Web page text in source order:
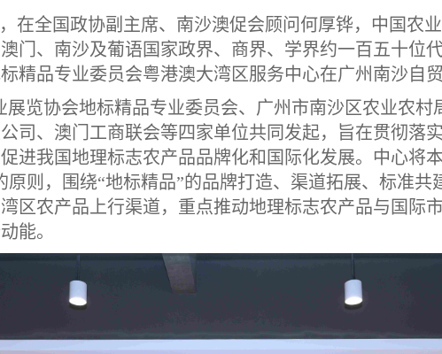
在全国政协副主席、南沙澳促会顾问何厚铧，中国农
门、南沙及葡语国家政界、商界、学界约一百五十位
精品专业委员会粤港澳大湾区服务中心在广州南沙自
展览协会地标精品专业委员会、广州市南沙区农业农村
司、澳门工商联会等四家单位共同发起，旨在贯彻落
进我国地理标志农产品品牌化和国际化发展。中心将
原则，围绕“地标精品”的品牌打造、渠道拓展、标准共
区农产品上行渠道，重点推动地理标志农产品与国际
能。